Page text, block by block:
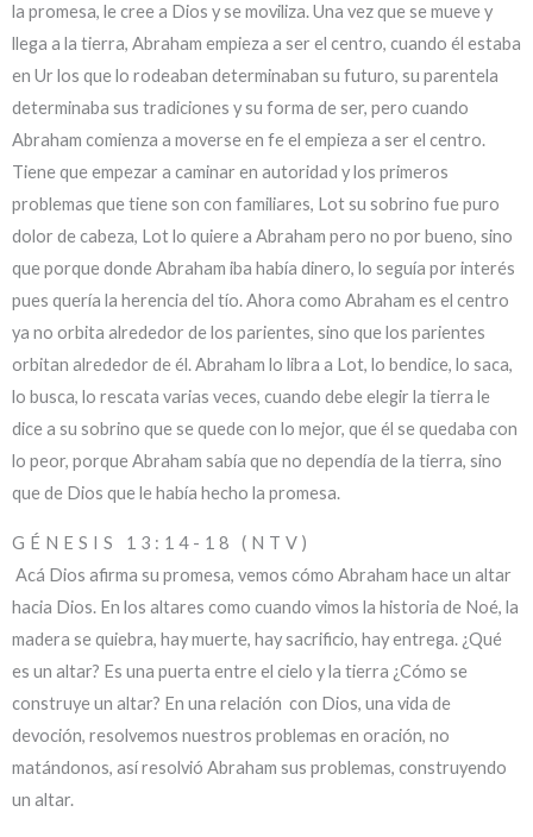
la promesa, le cree a Dios y se moviliza. Una vez que se mueve y
llega a la tierra, Abraham empieza a ser el centro, cuando él estaba
en Ur los que lo rodeaban determinaban su futuro, su parentela
determinaba sus tradiciones y su forma de ser, pero cuando
Abraham comienza a moverse en fe el empieza a ser el centro.
Tiene que empezar a caminar en autoridad y los primeros
problemas que tiene son con familiares, Lot su sobrino fue puro
dolor de cabeza, Lot lo quiere a Abraham pero no por bueno, sino
que porque donde Abraham iba había dinero, lo seguía por interés
pues quería la herencia del tío. Ahora como Abraham es el centro
ya no orbita alrededor de los parientes, sino que los parientes
orbitan alrededor de él. Abraham lo libra a Lot, lo bendice, lo saca,
lo busca, lo rescata varias veces, cuando debe elegir la tierra le
dice a su sobrino que se quede con lo mejor, que él se quedaba con
lo peor, porque Abraham sabía que no dependía de la tierra, sino
que de Dios que le había hecho la promesa.
GÉNESIS 13:14-18 (NTV)
Acá Dios afirma su promesa, vemos cómo Abraham hace un altar
hacia Dios. En los altares como cuando vimos la historia de Noé, la
madera se quiebra, hay muerte, hay sacrificio, hay entrega. ¿Qué
es un altar? Es una puerta entre el cielo y la tierra ¿Cómo se
construye un altar? En una relación con Dios, una vida de
devoción, resolvemos nuestros problemas en oración, no
matándonos, así resolvió Abraham sus problemas, construyendo
un altar.